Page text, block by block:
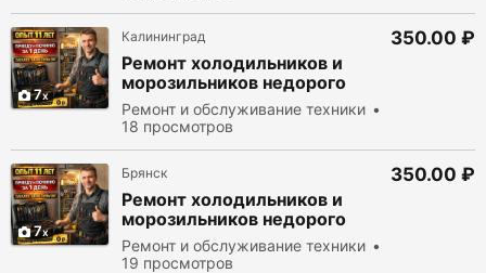
7
Калининград
Ремонт холодильников и
морозильников недорого
Ремонт и обслуживание техники
18 просмотров
350.00 ₽
7
Брянск
Ремонт холодильников и
морозильников недорого
Ремонт и обслуживание техники
19 просмотров
350.00 ₽